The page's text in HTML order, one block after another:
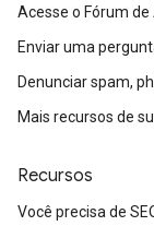
Acesse o Fórum de
Enviar uma
Denunciar spam,
Mais recursos de
Recursos
Você precisa de